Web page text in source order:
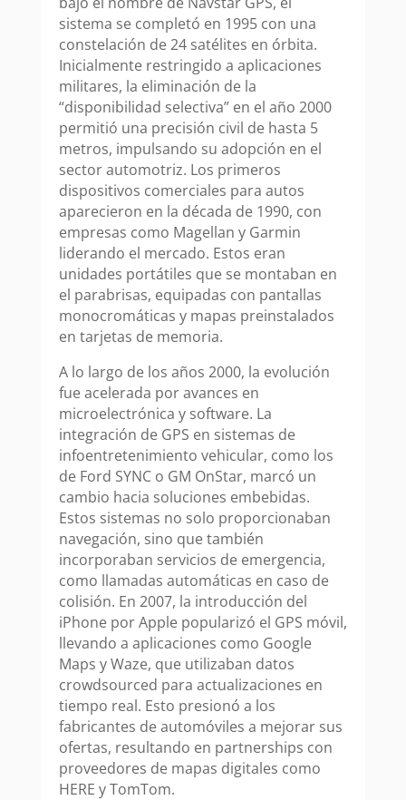
sistema se completó en 1995 con una
constelación de 24 satélites en órbita.
Inicialmente restringido a aplicaciones
militares, la eliminación de la
“disponibilidad selectiva” en el año 2000
permitió una precisión civil de hasta 5
metros, impulsando su adopción en el
sector automotriz. Los primeros
dispositivos comerciales para autos
aparecieron en la década de 1990, con
empresas como Magellan y Garmin
liderando el mercado. Estos eran
unidades portátiles que se montaban en
el parabrisas, equipadas con pantallas
monocromáticas y mapas preinstalados
en tarjetas de memoria.
A lo largo de los años 2000, la evolución
fue acelerada por avances en
microelectrónica y software. La
integración de GPS en sistemas de
infoentretenimiento vehicular, como los
de Ford SYNC o GM OnStar, marcó un
cambio hacia soluciones embebidas.
Estos sistemas no solo proporcionaban
navegación, sino que también
incorporaban servicios de emergencia,
como llamadas automáticas en caso de
colisión. En 2007, la introducción del
iPhone por Apple popularizó el GPS móvil,
llevando a aplicaciones como Google
Maps y Waze, que utilizaban datos
crowdsourced para actualizaciones en
tiempo real. Esto presionó a los
fabricantes de automóviles a mejorar sus
ofertas, resultando en partnerships con
proveedores de mapas digitales como
HERE y TomTom.